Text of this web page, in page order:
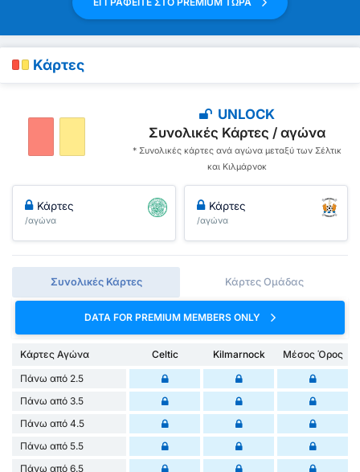
Κάρτες
UNLOCK
Συνολικές Κάρτες / αγώνα
* Συνολικές κάρτες ανά αγώνα μεταξύ των Σέλτικ
και Κιλμάρνοκ
Κάρτες
/αγώνα
Κάρτες
/αγώνα
Συνολικές Κάρτες Κάρτες Ομάδας
DATA FOR PREMIUM MEMBERS ONLY
Κάρτες Αγώνα Celtic Kilmarnock
Μέσος Όρος
Πάνω από 2.5
Πάνω από 3.5
Πάνω από 4.5
Πάνω από 5.5
Πάνω από 6.5